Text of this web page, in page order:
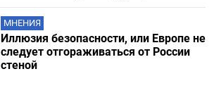
МНЕНИЯ
Иллюзия безопасности, или Европе не
следует отгораживаться от России
стеной